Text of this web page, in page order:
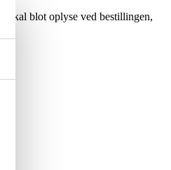
skal blot oplyse ved bestillingen,